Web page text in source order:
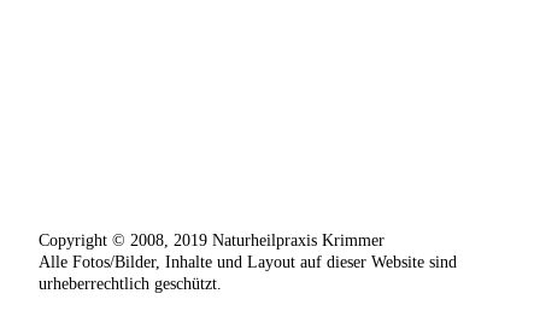
Copyright © 2008, 2019 Naturheilpraxis Krimmer
Alle Fotos/Bilder, Inhalte und Layout auf dieser Website sind
urheberrechtlich geschützt.